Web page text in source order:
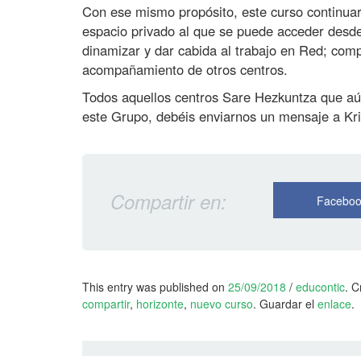
Con ese mismo propósito, este curso
espacio privado al que se puede acceder
dinamizar y dar cabida al trabajo en Red;
acompañamiento de otros centros.
Todos aquellos centros Sare Hezkuntza que
este Grupo, debéis enviarnos un mensaje a
Compartir en:
This entry was published on 25/09/2018 a
n
/ educontic.
compartir, horizonte, nuevo curso. Guardar el enlace.